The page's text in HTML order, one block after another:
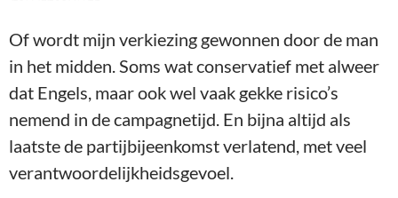
Of wordt mijn verkiezing gewonnen door de man
in het midden. Soms wat conservatief met alweer
dat Engels, maar ook wel vaak gekke risico’s
nemend in de campagnetijd. En bijna altijd als
laatste de partijbijeenkomst verlatend, met veel
verantwoordelijkheidsgevoel.